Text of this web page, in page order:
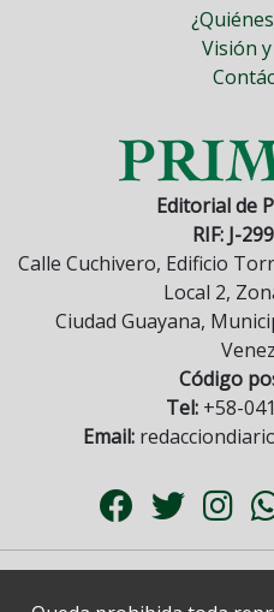
Visión
Editorial de
RIF: J-
Calle Cuchivero, Edificio
Local 2,
Ciudad Guayana,
Código
Tel:+58-
Email: